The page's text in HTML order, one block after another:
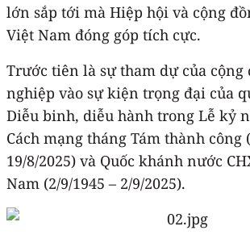
lớn sắp tới mà Hiệp hội và cộng
Việt Nam đóng góp tích cực.
Trước tiên là sự tham dự của cộng
nghiệp vào sự kiện trọng đại của
Diễu binh, diễu hành trong Lễ kỷ
Cách mạng tháng Tám thành công
19/8/2025) và Quốc khánh nước
Nam (2/9/1945 – 2/9/2025).